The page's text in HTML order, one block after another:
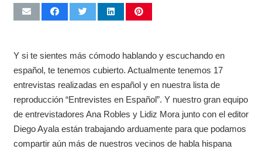
Y si te sientes más cómodo hablando y escuchando en
español, te tenemos cubierto. Actualmente tenemos 17
entrevistas realizadas en español y en nuestra lista de
reproducción “Entrevistes en Español”. Y nuestro gran equipo
de entrevistadores Ana Robles y Lidiz Mora junto con el editor
Diego Ayala están trabajando arduamente para que podamos
compartir aún más de nuestros vecinos de habla hispana